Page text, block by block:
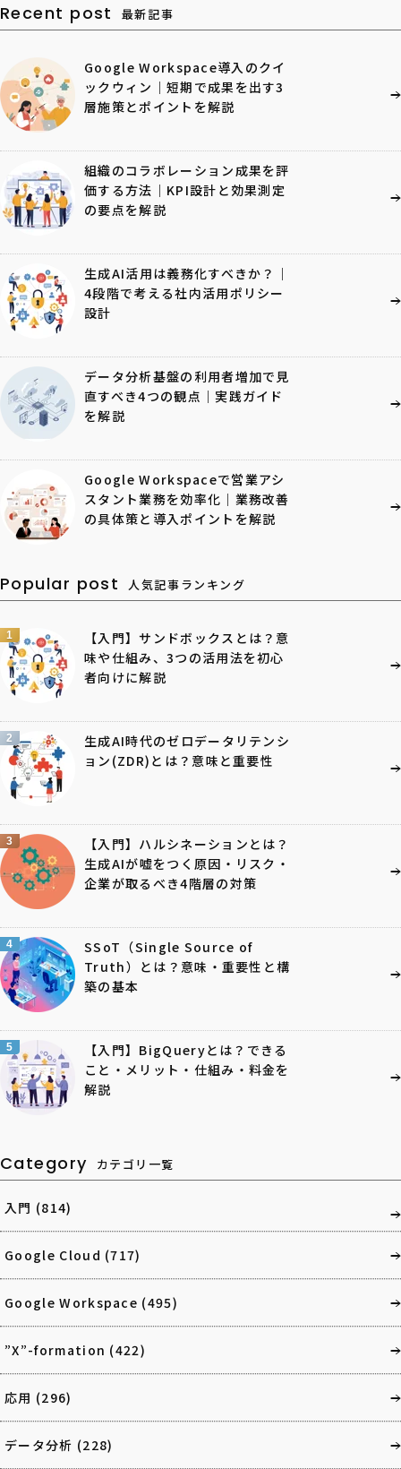
Recent post 最新記事
Google Workspace導入のクイ
ックウィン｜短期で成果を出す3
層施策とポイントを解説
組織のコラボレーション成果を評
価する方法｜KPI設計と効果測定
の要点を解説
生成AI活用は義務化すべきか？｜
4段階で考える社内活用ポリシー
設計
データ分析基盤の利用者増加で見
直すべき4つの観点｜実践ガイド
を解説
Google Workspaceで営業アシ
スタント業務を効率化｜業務改善
の具体策と導入ポイントを解説
Popular post 人気記事ランキング
1
【入門】サンドボックスとは？意
味や仕組み、3つの活用法を初心
者向けに解説
2
生成AI時代のゼロデータリテンシ
ョン(ZDR)とは？意味と重要性
3
【入門】ハルシネーションとは？
生成AIが嘘をつく原因・リスク・
企業が取るべき4階層の対策
4
SSoT（Single Source of
Truth）とは？意味・重要性と構
築の基本
5
【入門】BigQueryとは？できる
こと・メリット・仕組み・料金を
解説
Category カテゴリ一覧
入門 (814)
Google Cloud (717)
Google Workspace (495)
”X”-formation (422)
応用 (296)
データ分析 (228)